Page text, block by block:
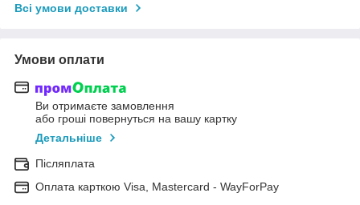
Всі умови доставки
Умови оплати
Ви отримаєте замовлення
або гроші повернуться на вашу картку
Детальніше
Післяплата
Оплата карткою Visa, Mastercard - WayForPay